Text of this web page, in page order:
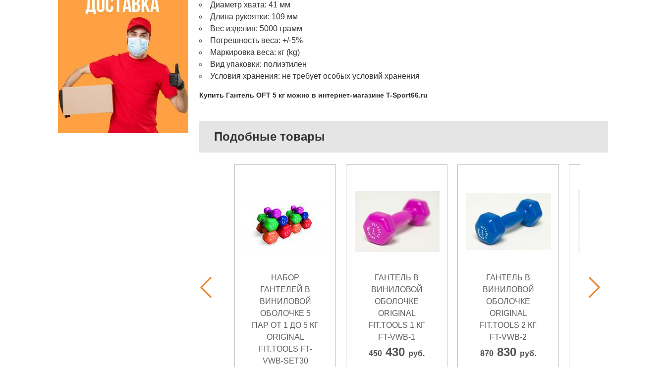
Диаметр хвата: 41 мм
Длина рукоятки: 109 мм
Вес изделия: 5000 грамм
Погрешность веса: +/-5%
Маркировка веса: кг (kg)
Вид упаковки: полиэтилен
Условия хранения: не требует особых условий хранения
Купить Гантель OFT 5 кг можно в интернет-магазине T-Sport66.ru
Подобные товары
НАБОР
ГАНТЕЛЕЙ В
ВИНИЛОВОЙ
ОБОЛОЧКЕ 5
ПАР ОТ 1 ДО 5 КГ
ORIGINAL
FIT.TOOLS FT-
VWB-SET30
ГАНТЕЛЬ В
ВИНИЛОВОЙ
ОБОЛОЧКЕ
ORIGINAL
FIT.TOOLS 1 КГ
FT-VWB-1
450430 руб.
ГАНТЕЛЬ В
ВИНИЛОВОЙ
ОБОЛОЧКЕ
ORIGINAL
FIT.TOOLS 2 КГ
FT-VWB-2
870830 руб.
ВИНИЛОВОЙ